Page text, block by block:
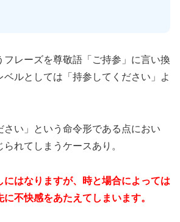
フレーズを尊敬語「ご持参」に言い換
ベルとしては「持参してください」よ
さい」という命令形である点におい
れてしまうケースあり。
にはなりますが、時と場合によっては
に不快感をあたえてしまいます。